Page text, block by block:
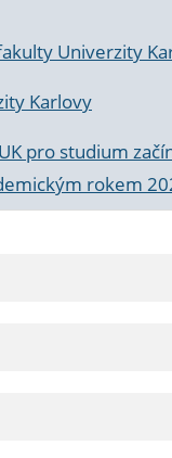
Univerzity
Karlovy
pro studium
rokem